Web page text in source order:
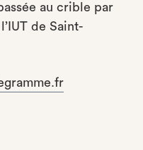
au crible par
de Saint-